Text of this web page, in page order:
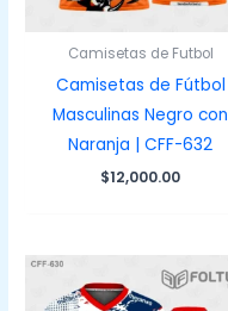
Camisetas de Futbol
Camisetas de Fútbol
Masculinas Negro con
Naranja | CFF-632
$12,000.00